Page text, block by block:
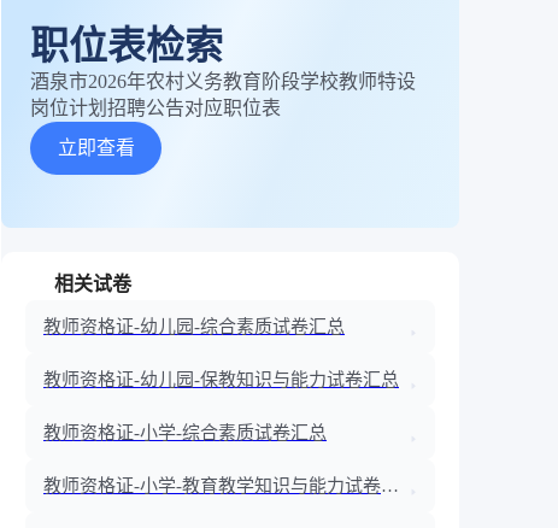
职位表检索
酒泉市2026年农村义务教育阶段学校教师特设
岗位计划招聘公告对应职位表
立即查看
相关试卷
教师资格证-幼儿园-综合素质试卷汇总
教师资格证-幼儿园-保教知识与能力试卷汇总
教师资格证-小学-综合素质试卷汇总
教师资格证-小学-教育教学知识与能力试卷汇